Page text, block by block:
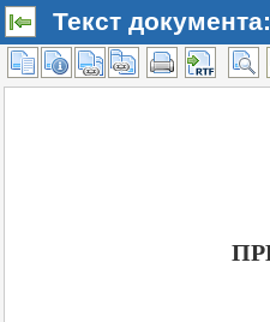
Текст документа: